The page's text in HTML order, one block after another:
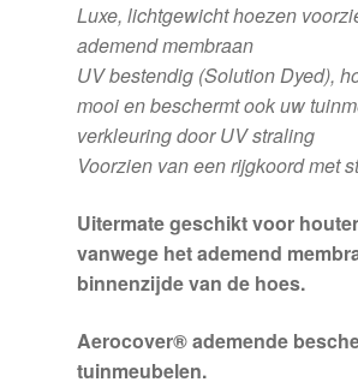
Luxe, lichtgewicht hoezen
ademend membraan
UV bestendig (Solution Dyed),
mooi en beschermt ook uw
verkleuring door UV straling
Voorzien van een rijgkoord met
Uitermate geschikt voor
vanwege het ademend
binnenzijde van de hoes.
Aerocover® ademende
tuinmeubelen.